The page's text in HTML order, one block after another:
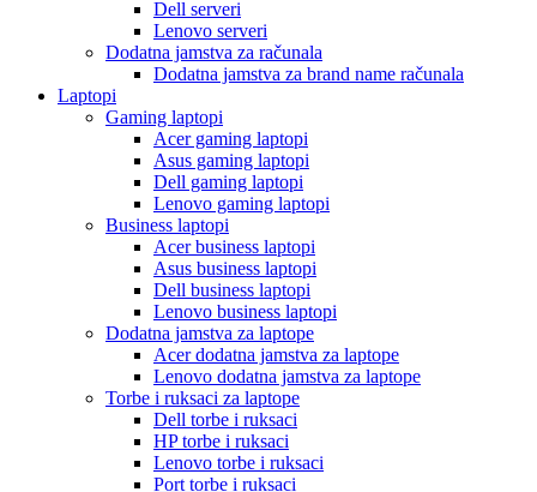
Dell serveri
Lenovo serveri
Dodatna jamstva za računala
Dodatna jamstva za brand name računala
Laptopi
Gaming laptopi
Acer gaming laptopi
Asus gaming laptopi
Dell gaming laptopi
Lenovo gaming laptopi
Business laptopi
Acer business laptopi
Asus business laptopi
Dell business laptopi
Lenovo business laptopi
Dodatna jamstva za laptope
Acer dodatna jamstva za laptope
Lenovo dodatna jamstva za laptope
Torbe i ruksaci za laptope
Dell torbe i ruksaci
HP torbe i ruksaci
Lenovo torbe i ruksaci
Port torbe i ruksaci